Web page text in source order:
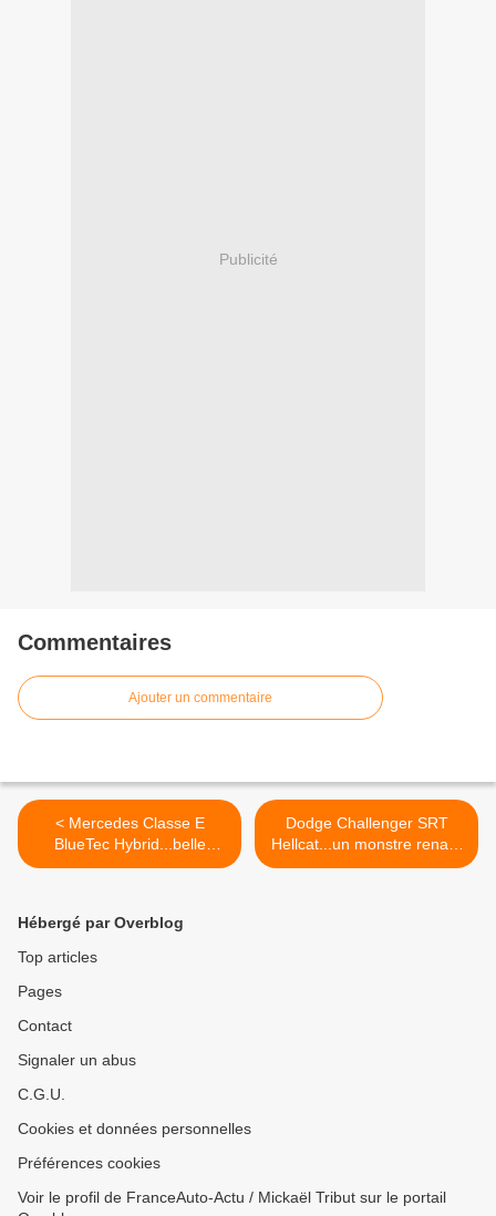
Publicité
Commentaires
Ajouter un commentaire
< Mercedes Classe E
BlueTec Hybrid...belle
réussite!
Dodge Challenger SRT
Hellcat...un monstre renaît!
>
Hébergé par Overblog
Top articles
Pages
Contact
Signaler un abus
C.G.U.
Cookies et données personnelles
Préférences cookies
Voir le profil de FranceAuto-Actu / Mickaël Tribut sur le portail